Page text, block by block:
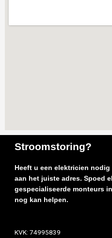
Stroomstoring?
Heeft u een elektricien
aan het juiste adres. Spoed
gespecialiseerde monteurs
nog kan helpen.
KVK: 74995839